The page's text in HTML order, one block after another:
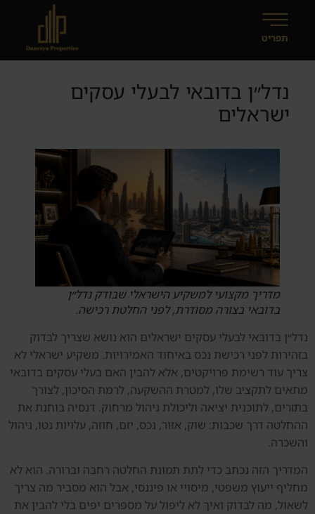
נדל״ן בדובאי לבעלי עסקים
ישראלים
מדריך מקצועי למשקיע הישראלי שבודק נדל״ן
בדובאי בצורה מסודרת, לפני החלטת רכישה.
נדל״ן בדובאי לבעלי עסקים ישראלים הוא נושא שצריך לבדוק
בזהירות לפני רכישת נכס באיחוד האמירויות. משקיע ישראלי לא
צריך עוד רשימת פרויקטים, אלא להבין האם בעלי עסקים בדובאי
מתאים לתקציב שלו, למטרת ההשקעה, לרמת הסיכון, לצורך
בתזרים, לתוכנית יציאה וליכולת ניהול מרחוק. דנסיה בוחנת את
ההחלטה דרך שכבות: שוק, אזור, נכס, יזם, חוזה, עלויות נטו, ניהול
והשכרה.
המדריך הזה נכתב כדי לתת תמונת החלטה רחבה וברורה. הוא לא
מחליף ייעוץ משפטי, מיסויי או פיננסי, אבל הוא מסביר מה צריך
לשאול, מה לבדוק ואיך לא ליפול על מספרים יפים בלי להבין את